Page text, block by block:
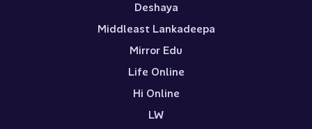
Deshaya
Middleast Lankadeepa
Mirror Edu
Life Online
Hi Online
LW